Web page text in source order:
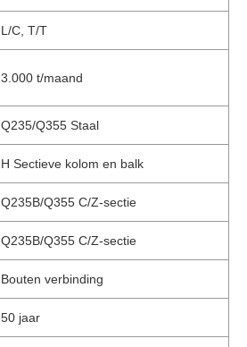
L/C, T/T
3.000 t/maand
Q235/Q355 Staal
H Sectieve kolom en balk
Q235B/Q355 C/Z-sectie
Q235B/Q355 C/Z-sectie
Bouten verbinding
50 jaar